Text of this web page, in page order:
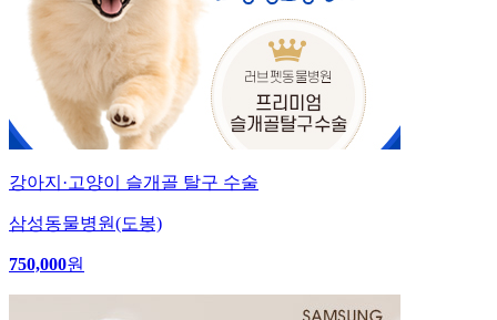
강아지·고양이 슬개골 탈구 수술
삼성동물병원(도봉)
750,000원